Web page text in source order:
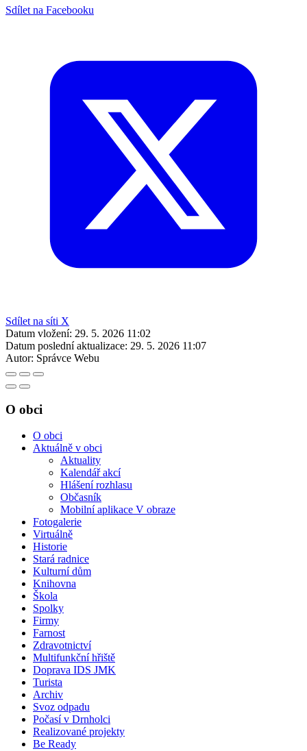
Sdílet na Facebooku
Sdílet na síti X
Datum vložení: 29. 5. 2026 11:02
Datum poslední aktualizace: 29. 5. 2026 11:07
Autor: Správce Webu
O obci
O obci
Aktuálně v obci
Aktuality
Kalendář akcí
Hlášení rozhlasu
Občasník
Mobilní aplikace V obraze
Fotogalerie
Virtuálně
Historie
Stará radnice
Kulturní dům
Knihovna
Škola
Spolky
Firmy
Farnost
Zdravotnictví
Multifunkční hřiště
Doprava IDS JMK
Turista
Archiv
Svoz odpadu
Počasí v Drnholci
Realizované projekty
Be Ready